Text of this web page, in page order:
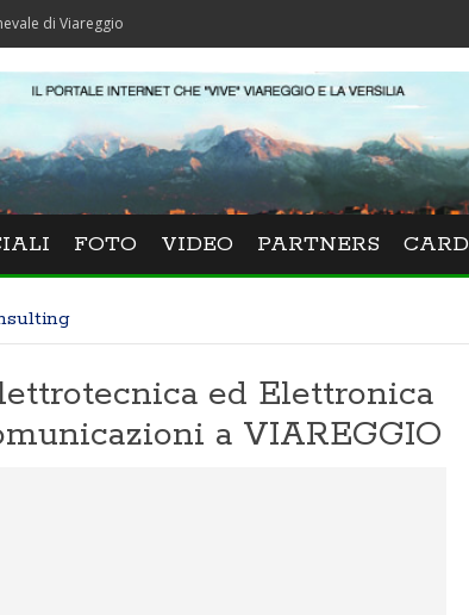
FOTO VIDEO PARTNERS CARD
ed Elettronica
a VIAREGGIO